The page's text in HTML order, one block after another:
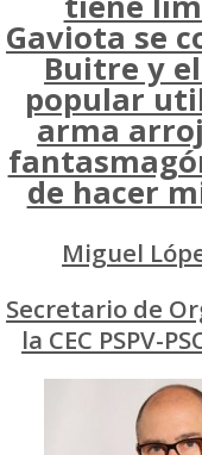
Gaviota se
Buitre y
popular
arma
de hacer
Miguel
Secretario de
la CEC PSPV-